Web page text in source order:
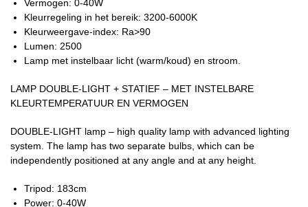
Vermogen: 0-40W
Kleurregeling in het bereik: 3200-6000K
Kleurweergave-index: Ra>90
Lumen: 2500
Lamp met instelbaar licht (warm/koud) en stroom.
LAMP DOUBLE-LIGHT + STATIEF – MET INSTELBARE
KLEURTEMPERATUUR EN VERMOGEN
DOUBLE-LIGHT lamp – high quality lamp with advanced lighting
system. The lamp has two separate bulbs, which can be
independently positioned at any angle and at any height.
Tripod: 183cm
Power: 0-40W